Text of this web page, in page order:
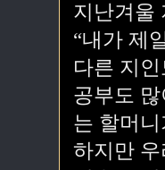
지난겨울
“내가 제
다른 지
공부도
는 할머
하지만